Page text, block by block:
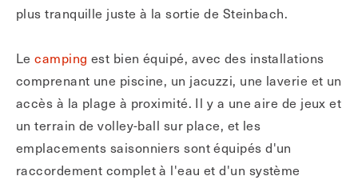
plus tranquille juste à la sortie de Steinbach.
Lecamping est bien équipé, avec des installations
comprenant une piscine, un jacuzzi, une laverie et un
accès à la plage à proximité. Il y a une aire de jeux et
un terrain de volley-ball sur place, et les
emplacements saisonniers sont équipés d'un
raccordement complet à l'eau et d'un système